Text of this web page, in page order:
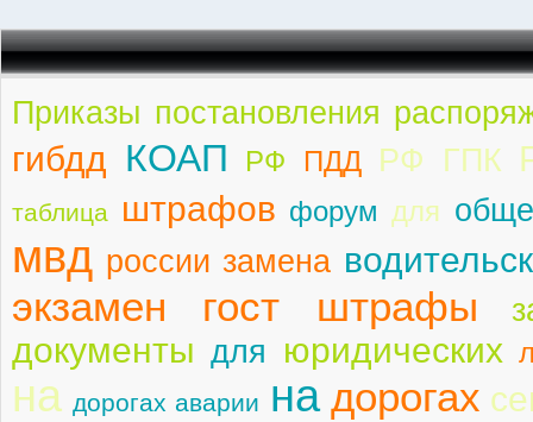
Приказы постановления
гибдд КОАП РФ ПДД РФ ГПК
таблица штрафов форум для
мвд россии замена
экзамен гост штрафы
документы для юридических
на дорогах аварии на дорогах